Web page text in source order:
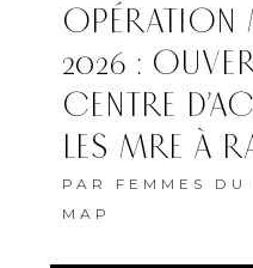
OPÉRATION
2026 :
CENTRE
LES MRE À
PAR FEMMES
MAP